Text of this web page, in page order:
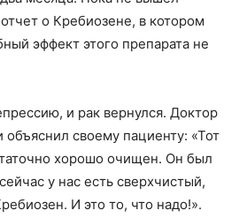
о Кребиозене, в котором
эффект этого препарата не
и рак вернулся. Доктор
объяснил своему пациенту: «Тот
хорошо очищен. Он был
у нас есть сверхчистый,
И это то, что надо!».